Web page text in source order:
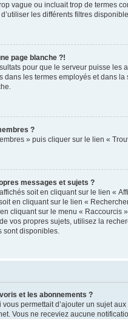
vague ou incluait trop de termes
les différents filtres
page blanche ?!
pour que le serveur puisse les
dans les termes employés et dans
?
» puis cliquer sur le lien «
messages et sujets ?
soit en cliquant sur le lien «
en cliquant sur le lien «
cliquant sur le menu « Raccourcis
vos propres sujets, utilisez la
sont disponibles.
et les abonnements ?
permettait d’ajouter un sujet
Vous ne receviez aucune